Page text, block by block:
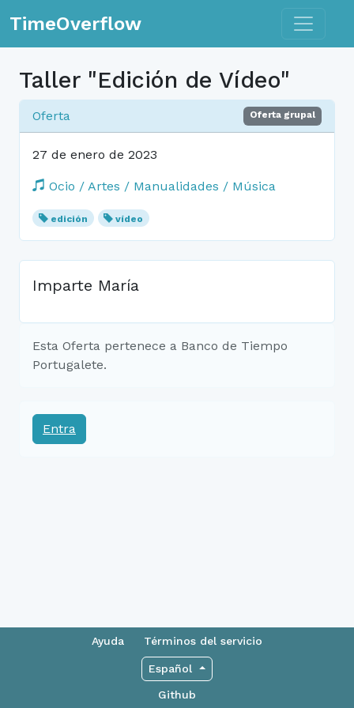
TimeOverflow Toggle
Taller "Edición de Vídeo"
Oferta Oferta grupal
27 de enero de 2023
Ocio / Artes / Manualidades / Música
edición vídeo
Imparte María
Esta Oferta pertenece a Banco de Tiempo
Portugalete.
Entra
Ayuda Términos del servicio
Español
Github